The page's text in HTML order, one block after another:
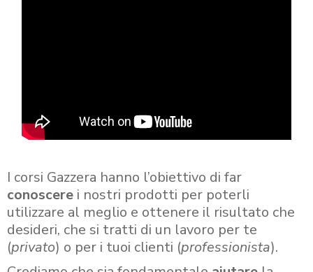
I corsi Gazzera hanno l’obiettivo di far
conoscere i nostri prodotti per poterli
utilizzare al meglio e ottenere il risultato che
desideri, che si tratti di un lavoro per te
(privato) o per i tuoi clienti (professionista).